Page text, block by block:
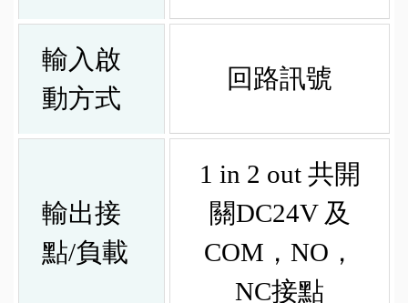
輸入啟
動方式
回路訊號
輸出接
點/負載
1 in 2 out 共開
關DC24V 及
COM，NO，
NC接點